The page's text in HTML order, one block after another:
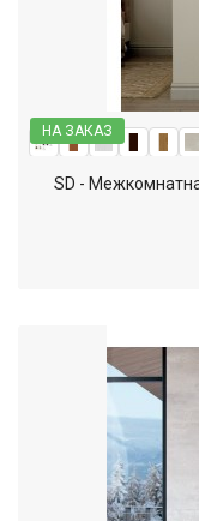
НА ЗАКАЗ
SD -